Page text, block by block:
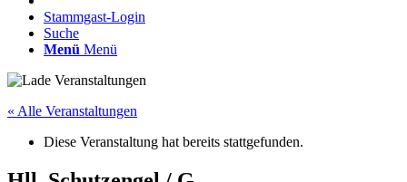
Stammgast-Login
Suche
Menü Menü
« Alle Veranstaltungen
Diese Veranstaltung hat bereits stattgefunden.